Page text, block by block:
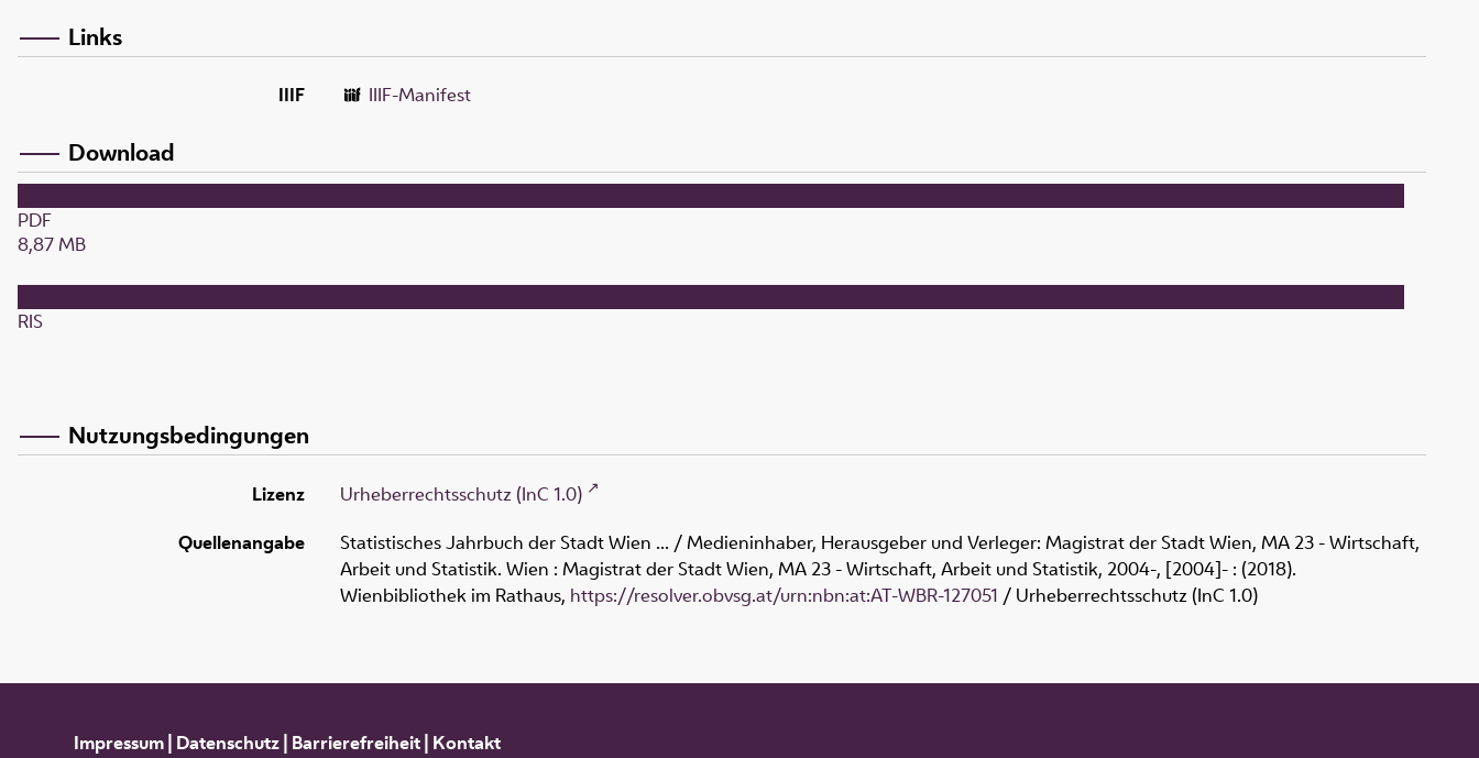
Links
IIIF IIIF-Manifest
Download
PDF
8,87 MB
RIS
Nutzungsbedingungen
Lizenz
Urheberrechtsschutz (InC 1.0)
Quellenangabe
Statistisches Jahrbuch der Stadt Wien ... / Medieninhaber, Herausgeber und Verleger: Magistrat der Stadt Wien, MA 23 - Wirtschaft,
Arbeit und Statistik. Wien : Magistrat der Stadt Wien, MA 23 - Wirtschaft, Arbeit und Statistik, 2004-, [2004]- : (2018).
Wienbibliothek im Rathaus, https://resolver.obvsg.at/urn:nbn:at:AT-WBR-127051 / Urheberrechtsschutz (InC 1.0)
Impressum| Datenschutz| Barrierefreiheit| Kontakt